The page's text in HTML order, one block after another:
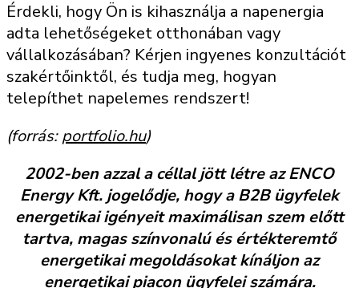
Érdekli, hogy Ön is kihasználja a napenergia
adta lehetőségeket otthonában vagy
vállalkozásában? Kérjen ingyenes konzultációt
szakértőinktől, és tudja meg, hogyan
telepíthet napelemes rendszert!
(forrás:portfolio.hu)
2002-ben azzal a céllal jött létre az ENCO
Energy Kft. jogelődje, hogy a B2B ügyfelek
energetikai igényeit maximálisan szem előtt
tartva, magas színvonalú és értékteremtő
energetikai megoldásokat kínáljon az
energetikai piacon ügyfelei számára.